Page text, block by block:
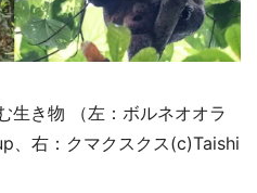
生き物 （左：ボルネオオラ
、右：クマクスクス(c)Taishi